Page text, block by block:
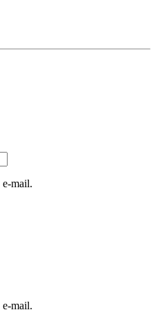
mail.
mail.